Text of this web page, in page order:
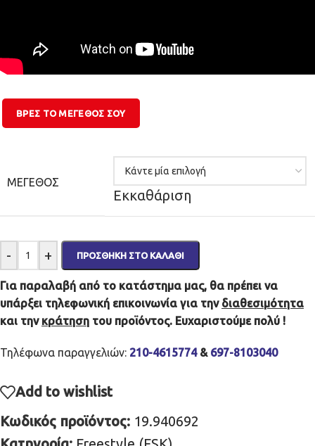
ΒΡΕΣ ΤΟ ΜΕΓΕΘΟΣ ΣΟΥ
ΜΈΓΕΘΟΣ
Εκκαθάριση
- + ΠΡΟΣΘΉΚΗ ΣΤΟ ΚΑΛΆΘΙ
Για παραλαβή από το κατάστημα μας, θα πρέπει να
υπάρξει τηλεφωνική επικοινωνία για την διαθεσιμότητα
και την κράτηση του προϊόντος. Ευχαριστούμε πολύ !
Τηλέφωνα παραγγελιών: 210-4615774& 697-8103040
Add to wishlist
Κωδικός προϊόντος: 19.940692